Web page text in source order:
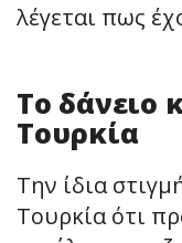
λέγεται πως
Το δάνειο
Τουρκία
Την ίδια
Τουρκία ότι